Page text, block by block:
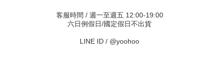
客服時間 / 週一至週五 12:00-19:00
六日例假日/國定假日不出貨
LINE ID / @yoohoo